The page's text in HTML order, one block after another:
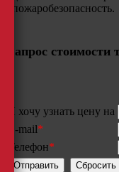
пожаробезопасность.
Запрос стоимости
Я хочу узнать цену на
E-mail*
Телефон*